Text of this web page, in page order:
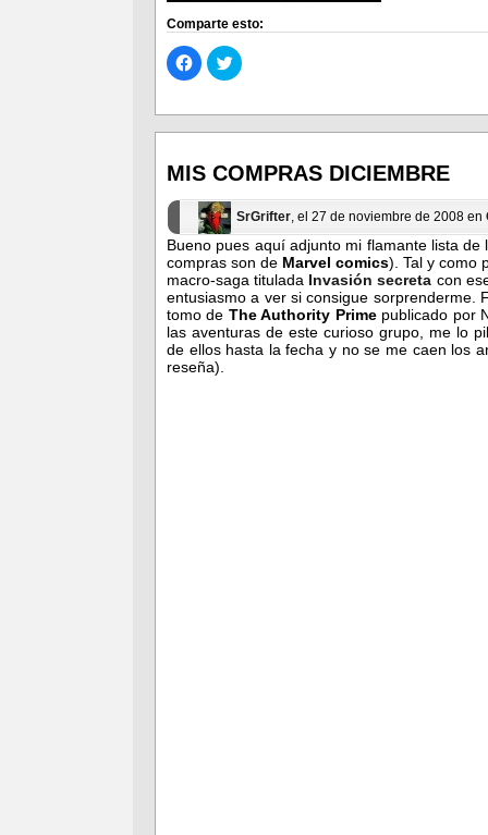
Comparte esto:
Haz
clic
para
en
(Se
en
una
nueva)
Haz
clic
en
(Se
en
una
nueva)
MIS COMPRAS DICIEMBRE
SrGrifter, el 27 de noviembre de 2008 en
Bueno pues aquí adjunto mi flamante lista
compras son de Marvel comics). Tal y como
macro-saga titulada Invasión secreta con
entusiasmo a ver si consigue sorprenderme.
tomo de The Authority Primepublicado por
las aventuras de este curioso grupo, me lo
de ellos hasta la fecha y no se me caen los
reseña).